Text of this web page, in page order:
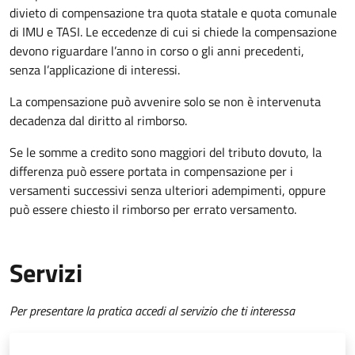
divieto di compensazione tra quota statale e quota comunale
di IMU e TASI. Le eccedenze di cui si chiede la compensazione
devono riguardare l’anno in corso o gli anni precedenti,
senza l’applicazione di interessi.
La compensazione può avvenire solo se non è intervenuta
decadenza dal diritto al rimborso.
Se le somme a credito sono maggiori del tributo dovuto, la
differenza può essere portata in compensazione per i
versamenti successivi senza ulteriori adempimenti, oppure
può essere chiesto il rimborso per errato versamento.
Servizi
Per presentare la pratica accedi al servizio che ti interessa